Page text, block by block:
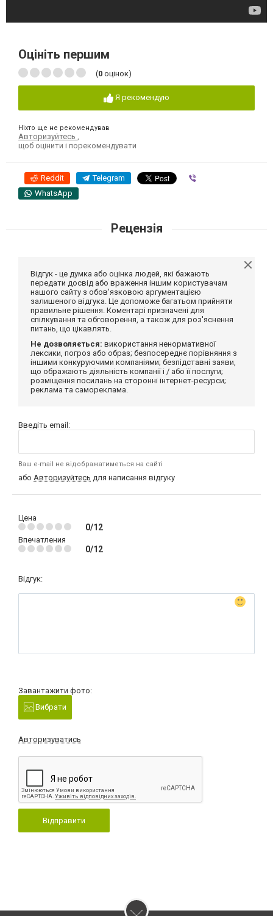
Оцініть першим
(0 оцінок)
Я рекомендую
Ніхто ще не рекомендував
Авторизуйтесь
щоб оцінити і порекомендувати
Reddit Telegram
WhatsApp
Рецензія
Відгук - це думка або оцінка людей, які бажають
передати досвід або враження іншим користувачам
нашого сайту з обов'язковою аргументацією
залишеного відгука. Це допоможе багатьом прийняти
правильне рішення. Коментарі призначені для
спілкування та обговорення, а також для роз'яснення
питань, що цікавлять.
Не дозволяється: використання ненормативної
лексики, погроз або образ; безпосереднє порівняння з
іншими конкуруючими компаніями; безпідставні заяви,
що ображають діяльність компанії і / або її послуги;
розміщення посилань на сторонні інтернет-ресурси;
реклама та самореклама.
Введіть email:
Ваш e-mail не відображатиметься на сайті
або Авторизуйтесь для написання відгуку
Цена
0/12
Впечатления
0/12
Відгук:
Завантажити фото:
Вибрати
Авторизуватись
Відправити